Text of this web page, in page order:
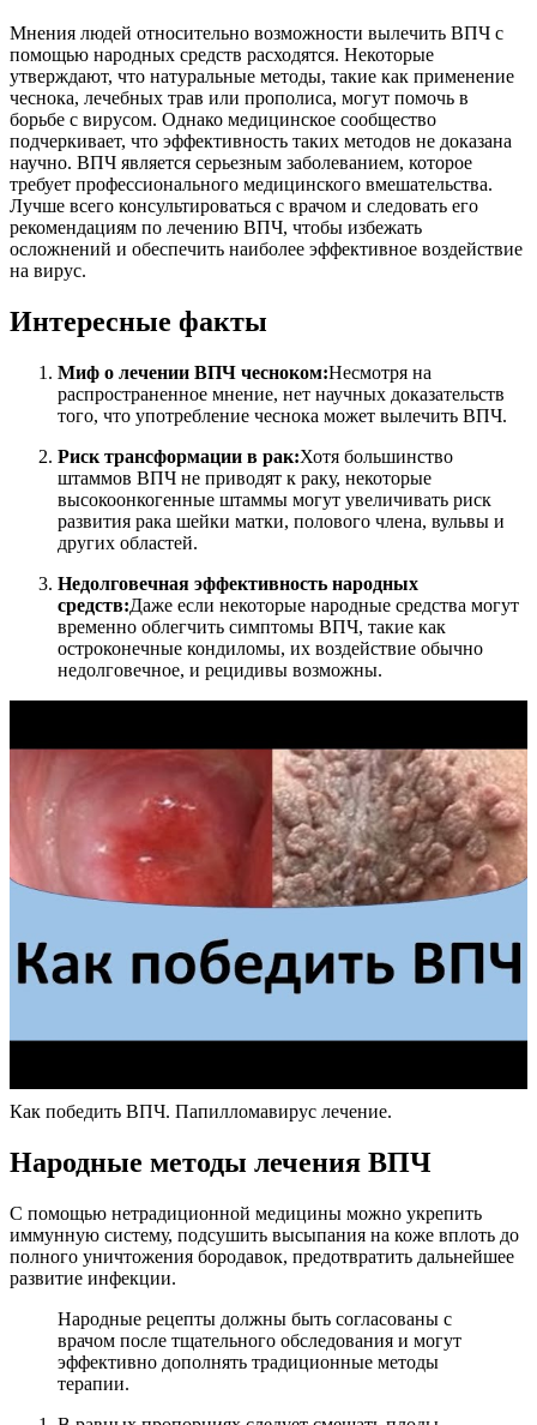
Мнения людей относительно возможности вылечить ВПЧ с
помощью народных средств расходятся. Некоторые
утверждают, что натуральные методы, такие как применение
чеснока, лечебных трав или прополиса, могут помочь в
борьбе с вирусом. Однако медицинское сообщество
подчеркивает, что эффективность таких методов не доказана
научно. ВПЧ является серьезным заболеванием, которое
требует профессионального медицинского вмешательства.
Лучше всего консультироваться с врачом и следовать его
рекомендациям по лечению ВПЧ, чтобы избежать
осложнений и обеспечить наиболее эффективное воздействие
на вирус.
Интересные факты
Миф о лечении ВПЧ чесноком:Несмотря на
распространенное мнение, нет научных доказательств
того, что употребление чеснока может вылечить ВПЧ.
Риск трансформации в рак:Хотя большинство
штаммов ВПЧ не приводят к раку, некоторые
высокоонкогенные штаммы могут увеличивать риск
развития рака шейки матки, полового члена, вульвы и
других областей.
Недолговечная эффективность народных
средств:Даже если некоторые народные средства могут
временно облегчить симптомы ВПЧ, такие как
остроконечные кондиломы, их воздействие обычно
недолговечное, и рецидивы возможны.
Как победить ВПЧ. Папилломавирус лечение.
Народные методы лечения ВПЧ
С помощью нетрадиционной медицины можно укрепить
иммунную систему, подсушить высыпания на коже вплоть до
полного уничтожения бородавок, предотвратить дальнейшее
развитие инфекции.
Народные рецепты должны быть согласованы с
врачом после тщательного обследования и могут
эффективно дополнять традиционные методы
терапии.